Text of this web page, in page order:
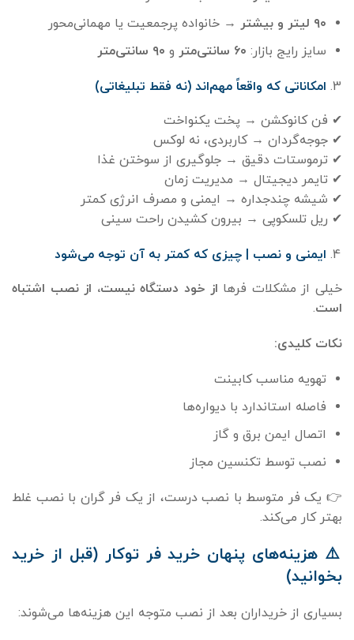
۹۰ لیتر و بیشتر → خانواده پرجمعیت یا مهمانی‌محور
سایز رایج بازار: ۶۰ سانتی‌متر و ۹۰ سانتی‌متر
امکاناتی که واقعاً مهم‌اند (نه فقط تبلیغاتی)
✔ فن کانوکشن → پخت یکنواخت
✔ جوجه‌گردان → کاربردی، نه لوکس
✔ ترموستات دقیق → جلوگیری از سوختن غذا
✔ تایمر دیجیتال → مدیریت زمان
✔ شیشه چندجداره → ایمنی و مصرف انرژی کمتر
✔ ریل تلسکوپی → بیرون کشیدن راحت سینی
ایمنی و نصب | چیزی که کمتر به آن توجه می‌شود
خیلی از مشکلات فرها از خود دستگاه نیست، از نصب اشتباه
است.
نکات کلیدی:
تهویه مناسب کابینت
فاصله استاندارد با دیواره‌ها
اتصال ایمن برق و گاز
نصب توسط تکنسین مجاز
👉 یک فر متوسط با نصب درست، از یک فر گران با نصب غلط
بهتر کار می‌کند.
⚠️ هزینه‌های پنهان خرید فر توکار (قبل از خرید
بخوانید)
بسیاری از خریداران بعد از نصب متوجه این هزینه‌ها می‌شوند: